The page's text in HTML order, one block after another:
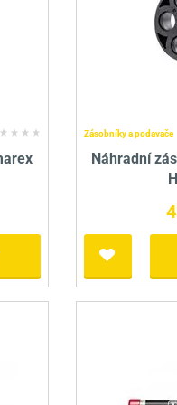
Zásobníky a podavače
Náhradní